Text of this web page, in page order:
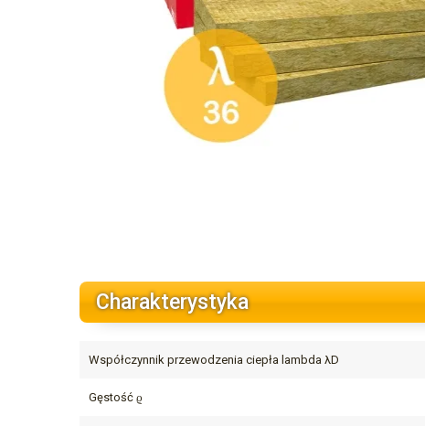
Charakterystyka
Współczynnik przewodzenia ciepła lambda λD
Gęstość ϱ